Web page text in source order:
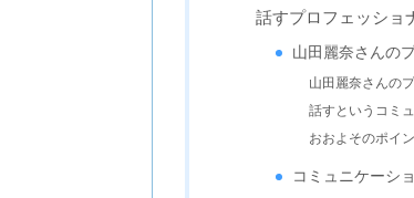
話すプロフェッショ
山田麗奈さんの
山田麗奈さんの
話すというコミ
おおよそのポイ
コミュニケーシ